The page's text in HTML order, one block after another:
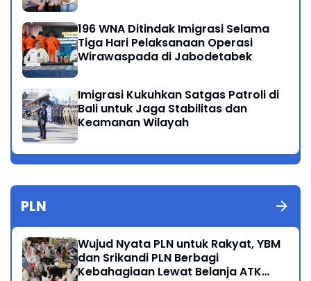
196 WNA Ditindak Imigrasi Selama
Tiga Hari Pelaksanaan Operasi
Wirawaspada di Jabodetabek
Imigrasi Kukuhkan Satgas Patroli di
Bali untuk Jaga Stabilitas dan
Keamanan Wilayah
PLN
Wujud Nyata PLN untuk Rakyat, YBM
dan Srikandi PLN Berbagi
Kebahagiaan Lewat Belanja ATK